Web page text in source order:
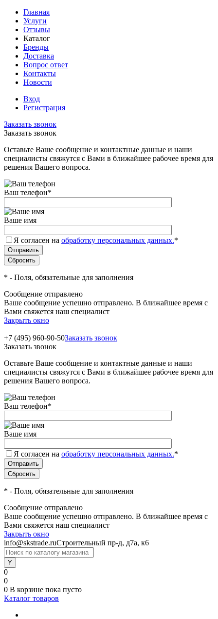
Главная
Услуги
Отзывы
Каталог
Бренды
Доставка
Вопрос ответ
Контакты
Новости
Вход
Регистрация
Заказать звонок
Заказать звонок
Оставьте Ваше сообщение и контактные данные и наши
специалисты свяжутся с Вами в ближайшее рабочее время для
решения Вашего вопроса.
Ваш телефон*
Ваше имя
Я согласен на обработку персональных данных.*
* - Поля, обязательные для заполнения
Сообщение отправлено
Ваше сообщение успешно отправлено. В ближайшее время с
Вами свяжется наш специалист
Закрыть окно
+7 (495) 960-90-50Заказать звонок
Заказать звонок
Оставьте Ваше сообщение и контактные данные и наши
специалисты свяжутся с Вами в ближайшее рабочее время для
решения Вашего вопроса.
Ваш телефон*
Ваше имя
Я согласен на обработку персональных данных.*
* - Поля, обязательные для заполнения
Сообщение отправлено
Ваше сообщение успешно отправлено. В ближайшее время с
Вами свяжется наш специалист
Закрыть окно
info@skstrade.ruСтроительный пр-д, д7а, к6
0
0
0 В корзине пока пусто
Каталог товаров